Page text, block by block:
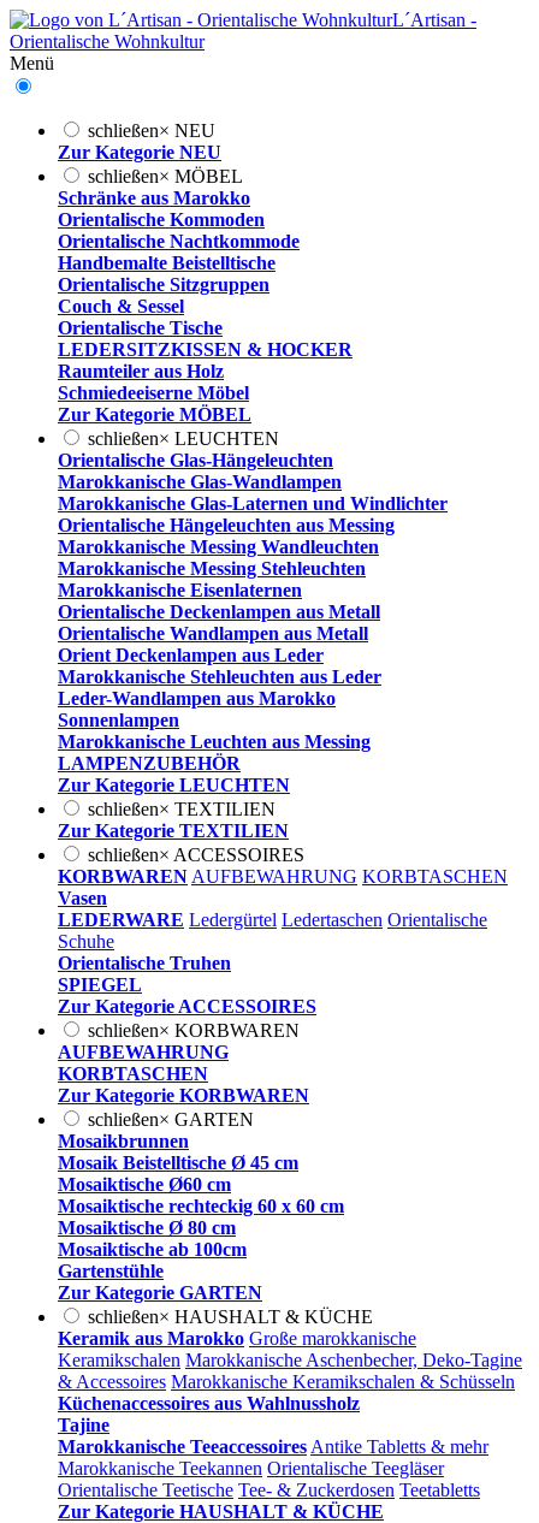
L´Artisan -
Orientalische Wohnkultur
Menü
schließen× NEU
Zur Kategorie NEU
schließen× MÖBEL
Schränke aus Marokko
Orientalische Kommoden
Orientalische Nachtkommode
Handbemalte Beistelltische
Orientalische Sitzgruppen
Couch & Sessel
Orientalische Tische
LEDERSITZKISSEN & HOCKER
Raumteiler aus Holz
Schmiedeeiserne Möbel
Zur Kategorie MÖBEL
schließen× LEUCHTEN
Orientalische Glas-Hängeleuchten
Marokkanische Glas-Wandlampen
Marokkanische Glas-Laternen und Windlichter
Orientalische Hängeleuchten aus Messing
Marokkanische Messing Wandleuchten
Marokkanische Messing Stehleuchten
Marokkanische Eisenlaternen
Orientalische Deckenlampen aus Metall
Orientalische Wandlampen aus Metall
Orient Deckenlampen aus Leder
Marokkanische Stehleuchten aus Leder
Leder-Wandlampen aus Marokko
Sonnenlampen
Marokkanische Leuchten aus Messing
LAMPENZUBEHÖR
Zur Kategorie LEUCHTEN
schließen× TEXTILIEN
Zur Kategorie TEXTILIEN
schließen× ACCESSOIRES
KORBWAREN AUFBEWAHRUNG KORBTASCHEN
Vasen
LEDERWARE Ledergürtel Ledertaschen Orientalische
Schuhe
Orientalische Truhen
SPIEGEL
Zur Kategorie ACCESSOIRES
schließen× KORBWAREN
AUFBEWAHRUNG
KORBTASCHEN
Zur Kategorie KORBWAREN
schließen× GARTEN
Mosaikbrunnen
Mosaik Beistelltische Ø 45 cm
Mosaiktische Ø60 cm
Mosaiktische rechteckig 60 x 60 cm
Mosaiktische Ø 80 cm
Mosaiktische ab 100cm
Gartenstühle
Zur Kategorie GARTEN
schließen× HAUSHALT & KÜCHE
Keramik aus Marokko Große marokkanische
Keramikschalen Marokkanische Aschenbecher, Deko-Tagine
& Accessoires Marokkanische Keramikschalen & Schüsseln
Küchenaccessoires aus Wahlnussholz
Tajine
Marokkanische Teeaccessoires Antike Tabletts & mehr
Marokkanische Teekannen Orientalische Teegläser
Orientalische Teetische Tee- & Zuckerdosen Teetabletts
Zur Kategorie HAUSHALT & KÜCHE